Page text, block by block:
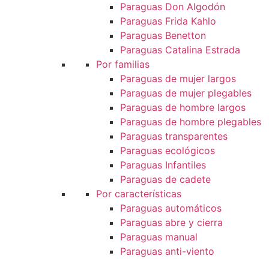
Paraguas Don Algodón
Paraguas Frida Kahlo
Paraguas Benetton
Paraguas Catalina Estrada
Por familias
Paraguas de mujer largos
Paraguas de mujer plegables
Paraguas de hombre largos
Paraguas de hombre plegables
Paraguas transparentes
Paraguas ecológicos
Paraguas Infantiles
Paraguas de cadete
Por características
Paraguas automáticos
Paraguas abre y cierra
Paraguas manual
Paraguas anti-viento